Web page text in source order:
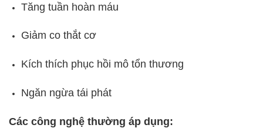
Tăng tuần hoàn máu
Giảm co thắt cơ
Kích thích phục hồi mô tổn thương
Ngăn ngừa tái phát
Các công nghệ thường áp dụng: